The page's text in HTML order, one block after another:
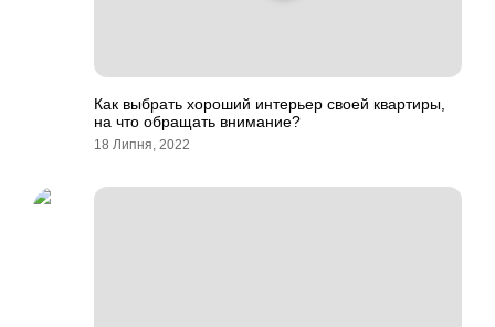
Как выбрать хороший интерьер своей квартиры,
на что обращать внимание?
18 Липня, 2022